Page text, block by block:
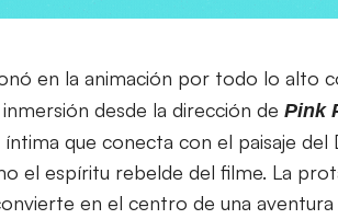
en la animación por todo lo alto
desde la dirección de Pink
que conecta con el paisaje
el espíritu rebelde del filme. La
en el centro de una